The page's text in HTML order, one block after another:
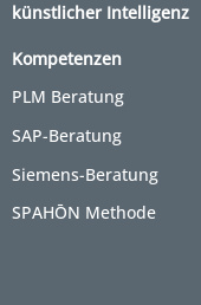
künstlicher Intelligenz
Kompetenzen
PLM Beratung
SAP-Beratung
Siemens-Beratung
SPAHŌN Methode